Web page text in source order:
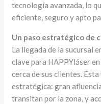
tecnología avanzada, lo
eficiente, seguro y apto
Un paso estratégico de
La llegada de la sucursal
clave para HAPPYláser
cerca de sus clientes.
estratégica: gran
transitan por la zona, y